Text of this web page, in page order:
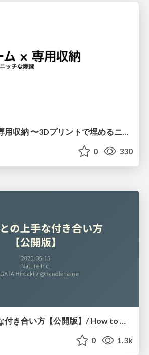
ボードゲーム × 専用収納 〜3Dプリントで埋めるニッチな隙間〜 / Board Games × Custom Storage
0 330
生成AIとの上手な付き合い方【公開版】/ How to Get Along Well with Generative AI (Public Version)
0 1.3k